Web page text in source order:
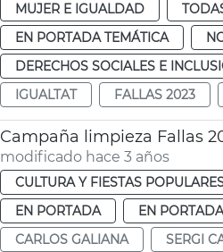
MUJER E IGUALDAD
EN PORTADA TEMÁTICA
DERECHOS SOCIALES E
IGUALTAT
FALLAS 2023
Campaña limpieza Fallas
modificado hace 3 años
CULTURA Y FIESTAS
EN PORTADA
EN
CARLOS GALIANA
SERGI